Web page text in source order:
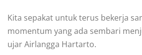
Kita sepakat untuk terus bekerja
momentum yang ada sembari
ujar Airlangga Hartarto.